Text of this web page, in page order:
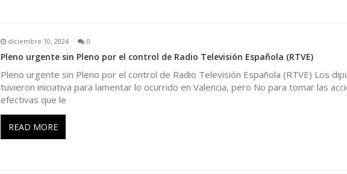
diciembre 10, 2024 0
Pleno urgente sin Pleno por el control de Radio Televisión Española (RTVE)
Pleno urgente sin Pleno por el control de Radio Televisión Española (RTVE) Los
tuvieron iniciativa para lamentar lo ocurrido en Valencia, pero No para tomar las
efectivas que le
READ MORE